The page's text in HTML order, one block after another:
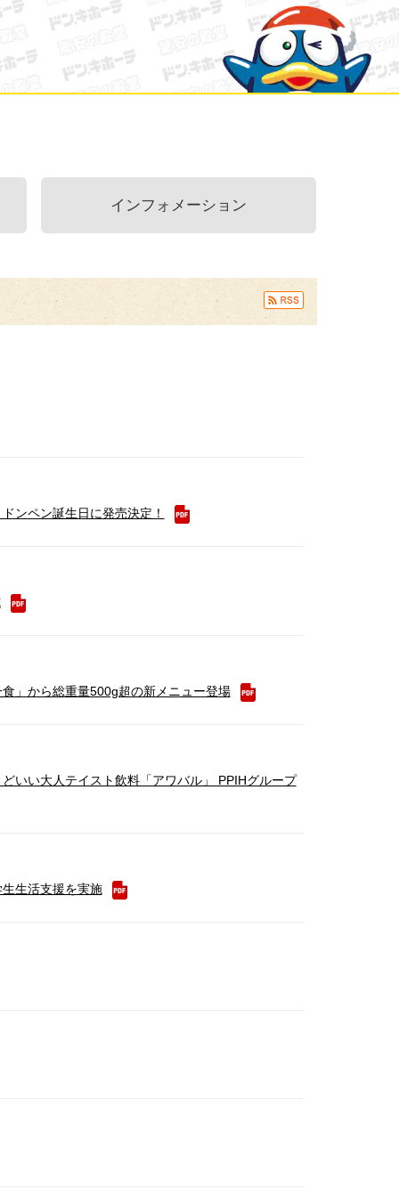
インフォメーション
ンペン誕生日に発売決定！
」から総重量500g超の新メニュー登場
いい大人テイスト飲料「アワバル」 PPIHグループ
生活支援を実施